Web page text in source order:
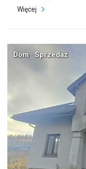
Więcej
Dom · Sprzedaż